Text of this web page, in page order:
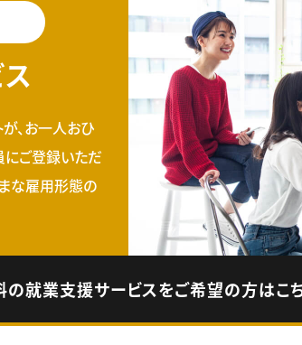
、お一人おひ
にご登録いただ
な雇用形態の
の就業支援サービスをご希望の方はこ